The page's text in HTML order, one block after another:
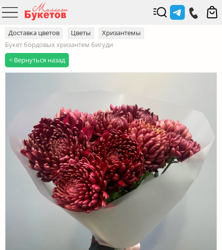
Доставка цветов Цветы
Хризантемы
Букет бордовых хризантем бигуди
< Вернуться назад